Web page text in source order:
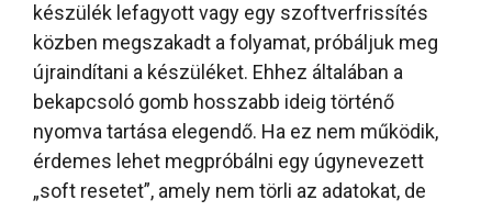
készülék lefagyott vagy egy szoftverfrissítés
közben megszakadt a folyamat, próbáljuk meg
újraindítani a készüléket. Ehhez általában a
bekapcsoló gomb hosszabb ideig történő
nyomva tartása elegendő. Ha ez nem működik,
érdemes lehet megpróbálni egy úgynevezett
„soft resetet”, amely nem törli az adatokat, de